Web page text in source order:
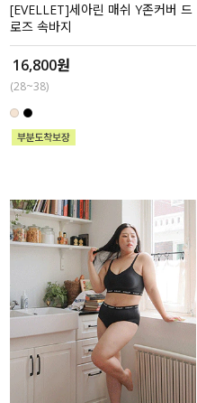
[EVELLET]세아린 매쉬 Y존커버 드
로즈 속바지
16,800원
(28~38)